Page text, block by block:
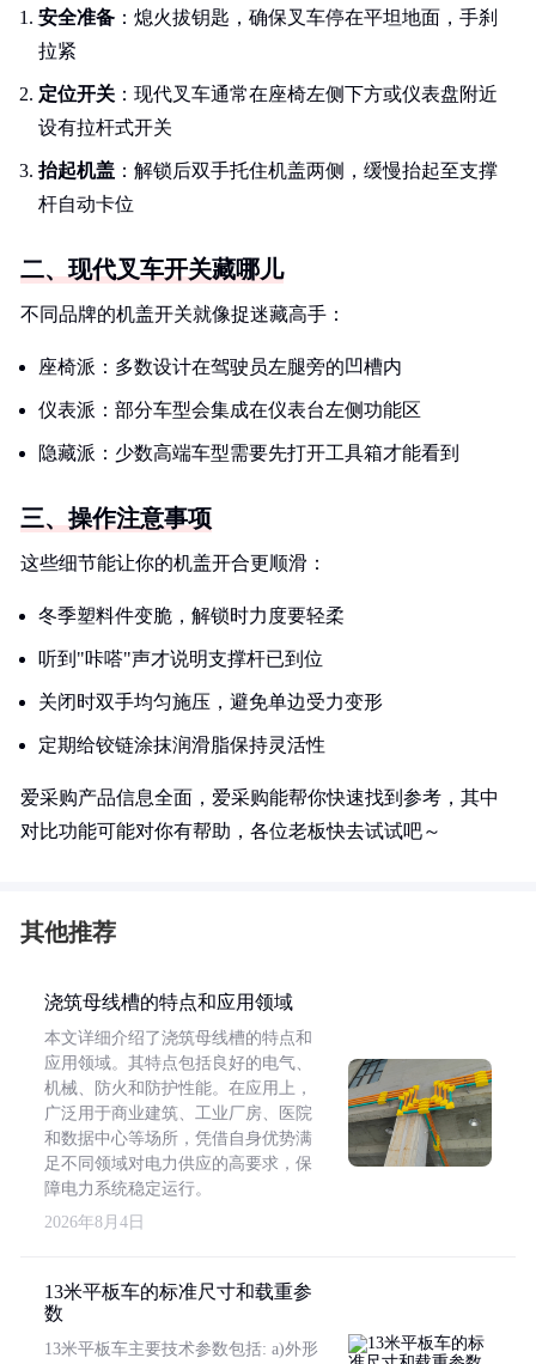
安全准备 ：熄火拔钥匙，确保叉车停在平坦地面，手刹
拉紧
定位开关 ：现代叉车通常在座椅左侧下方或仪表盘附近
设有拉杆式开关
抬起机盖 ：解锁后双手托住机盖两侧，缓慢抬起至支撑
杆自动卡位
二、现代叉车开关藏哪儿
不同品牌的机盖开关就像捉迷藏高手：
座椅派：多数设计在驾驶员左腿旁的凹槽内
仪表派：部分车型会集成在仪表台左侧功能区
隐藏派：少数高端车型需要先打开工具箱才能看到
三、操作注意事项
这些细节能让你的机盖开合更顺滑：
冬季塑料件变脆，解锁时力度要轻柔
听到"咔嗒"声才说明支撑杆已到位
关闭时双手均匀施压，避免单边受力变形
定期给铰链涂抹润滑脂保持灵活性
爱采购产品信息全面，爱采购能帮你快速找到参考，其中
对比功能可能对你有帮助，各位老板快去试试吧～
其他推荐
浇筑母线槽的特点和应用领域
本文详细介绍了浇筑母线槽的特点和
应用领域。其特点包括良好的电气、
机械、防火和防护性能。在应用上，
广泛用于商业建筑、工业厂房、医院
和数据中心等场所，凭借自身优势满
足不同领域对电力供应的高要求，保
障电力系统稳定运行。
2026年8月4日
13米平板车的标准尺寸和载重参
数
13米平板车主要技术参数包括: a)外形